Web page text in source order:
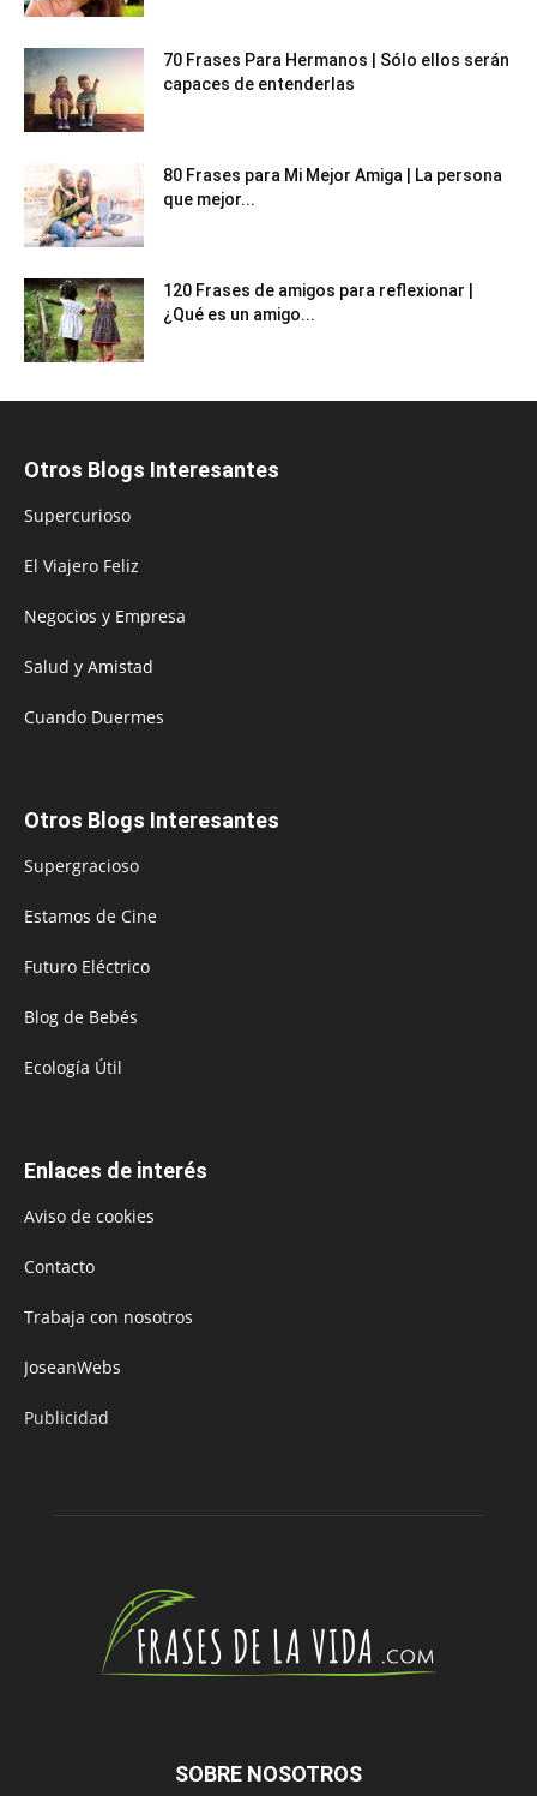
70 Frases Para Hermanos | Sólo ellos serán
capaces de entenderlas
80 Frases para Mi Mejor Amiga | La persona
que mejor...
120 Frases de amigos para reflexionar |
¿Qué es un amigo...
Otros Blogs Interesantes
Supercurioso
El Viajero Feliz
Negocios y Empresa
Salud y Amistad
Cuando Duermes
Otros Blogs Interesantes
Supergracioso
Estamos de Cine
Futuro Eléctrico
Blog de Bebés
Ecología Útil
Enlaces de interés
Aviso de cookies
Contacto
Trabaja con nosotros
JoseanWebs
Publicidad
SOBRE NOSOTROS